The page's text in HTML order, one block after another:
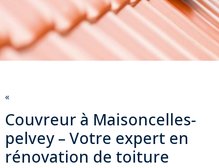
«
Couvreur à Maisoncelles-
pelvey – Votre expert en
rénovation de toiture